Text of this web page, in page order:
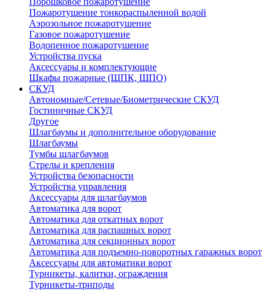
Пожаротушение тонкораспыленной водой
Аэрозольное пожаротушение
Газовое пожаротушение
Водопенное пожаротушение
Устройства пуска
Аксессуары и комплектующие
Шкафы пожарные (ШПК, ШПО)
СКУД
Автономные/Сетевые/Биометрические СКУД
Гостиничные СКУД
Другое
Шлагбаумы и дополнительное оборудование
Шлагбаумы
Тумбы шлагбаумов
Стрелы и крепления
Устройства безопасности
Устройства управления
Аксессуары для шлагбаумов
Автоматика для ворот
Автоматика для откатных ворот
Автоматика для распашных ворот
Автоматика для секционных ворот
Автоматика для подъемно-поворотных гаражных ворот
Аксессуары для автоматики ворот
Турникеты, калитки, ограждения
Турникеты-триподы